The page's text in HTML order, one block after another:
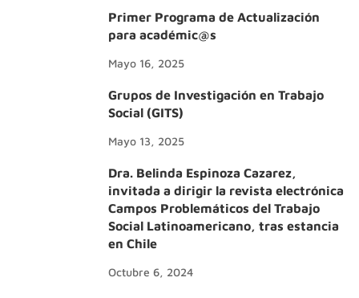
Primer Programa de Actualización
para académic@s
Mayo 16, 2025
Grupos de Investigación en Trabajo
Social (GITS)
Mayo 13, 2025
Dra. Belinda Espinoza Cazarez,
invitada a dirigir la revista electrónica
Campos Problemáticos del Trabajo
Social Latinoamericano, tras estancia
en Chile
Octubre 6, 2024